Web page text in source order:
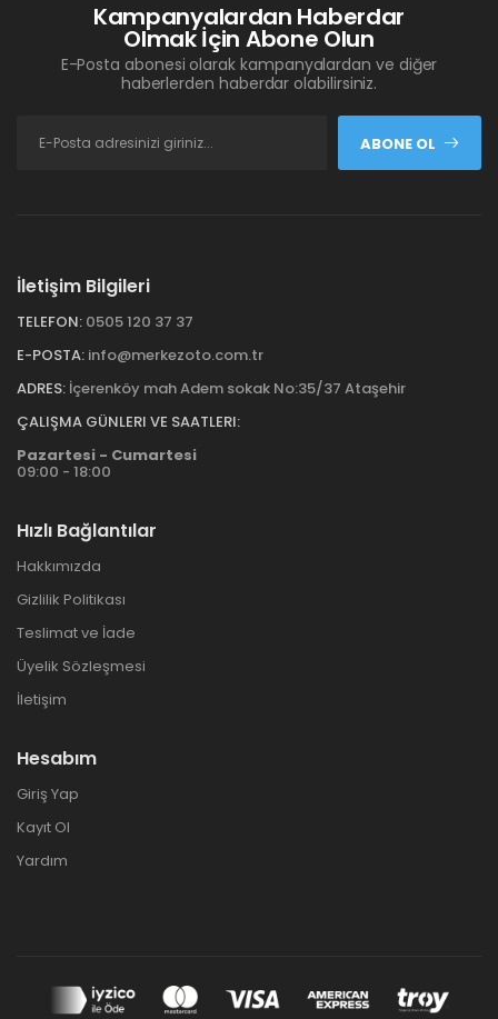
Kampanyalardan Haberdar
Olmak İçin Abone Olun
E-Posta abonesi olarak kampanyalardan ve diğer
haberlerden haberdar olabilirsiniz.
ABONE OL
İletişim Bilgileri
TELEFON: 0505 120 37 37
E-POSTA: info@merkezoto.com.tr
ADRES: İçerenköy mah Adem sokak No:35/37 Ataşehir
ÇALIŞMA GÜNLERI VE SAATLERI:
Pazartesi - Cumartesi
09:00 - 18:00
Hızlı Bağlantılar
Hakkımızda
Gizlilik Politikası
Teslimat ve İade
Üyelik Sözleşmesi
İletişim
Hesabım
Giriş Yap
Kayıt Ol
Yardım